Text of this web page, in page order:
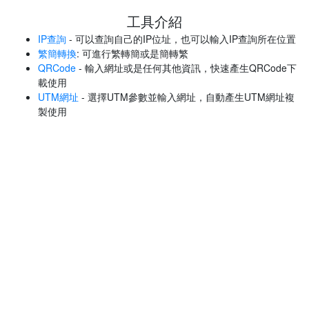
工具介紹
IP查詢 - 可以查詢自己的IP位址，也可以輸入IP查詢所在位置
繁簡轉換: 可進行繁轉簡或是簡轉繁
QRCode - 輸入網址或是任何其他資訊，快速產生QRCode下
載使用
UTM網址 - 選擇UTM參數並輸入網址，自動產生UTM網址複
製使用